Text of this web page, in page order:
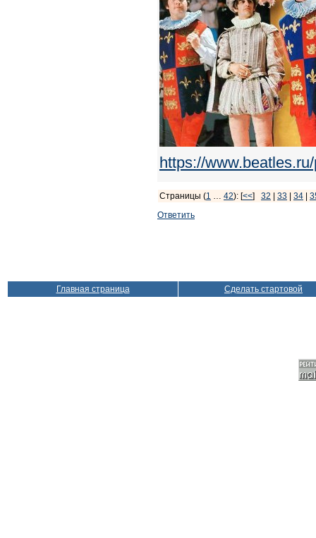
https://
Страницы (1 … 42): [<<] 32 33 34
Ответить
Главная страница Сделать стартовой